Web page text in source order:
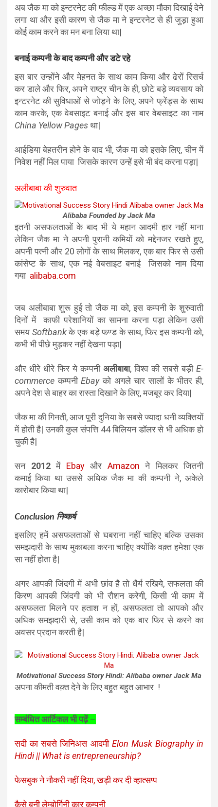
अब जैक मा को इन्टरनेट की फील्ड में एक अच्छा मौका दिखाई देने
लगा था और इसी कारण से जैक मा ने इन्टरनेट से ही जुड़ा हुआ
कोई काम करने का मन बना लिया था|
बनाई कम्पनी के बाद कम्पनी और डटे रहे
इस बार उन्होंने और मेहनत के साथ काम किया और ढेरों रिसर्च
कर डाले और फिर, अपने राष्ट्र चीन के ही, छोटे बड़े व्यवसाय को
इन्टरनेट की सुविधाओं से जोड़ने के लिए, अपने फ्रेंड्स के साथ
काम करके, एक वेबसाइट बनाई और इस बार वेबसाइट का नाम
China Yellow Pages था|
आईडिया बेहतरीन होने के बाद भी, जैक मा को इसके लिए, चीन में
निवेश नहीं मिल पाया जिसके कारण उन्हें इसे भी बंद करना पड़ा|
अलीबाबा की शुरुवात
Alibaba Founded by Jack Ma
इतनी असफलताओं के बाद भी ये महान आदमी हार नहीं माना
लेकिन जैक मा ने अपनी पुरानी कमियों को मद्देनजर रखते हुए,
अपनी पत्नी और 20 लोगों के साथ मिलकर, एक बार फिर से उसी
कांसेप्ट के साथ, एक नई वेबसाइट बनाई जिसको नाम दिया
गया alibaba.com
जब अलीबाबा शुरू हुई तो जैक मा को, इस कम्पनी के शुरुवाती
दिनों में काफी परेशानियों का सामना करना पड़ा लेकिन उसी
समयSoftbankके एक बड़े फण्ड के साथ, फिर इस कम्पनी को,
कभी भी पीछे मुड़कर नहीं देखना पड़ा|
और धीरे धीरे फिर ये कम्पनी अलीबाबा, विश्व की सबसे बड़ी E-
commerceकम्पनीEbayको अगले चार सालों के भीतर ही,
अपने देश से बाहर का रास्ता दिखाने के लिए, मजबूर कर दिया|
जैक मा की गिनती, आज पूरी दुनिया के सबसे ज्यादा धनी व्यक्तियों
में होती है| उनकी कुल संपत्ति 44 बिलियन डॉलर से भी अधिक हो
चुकी है|
सन 2012में Ebay और Amazonने मिलकर जितनी
कमाई किया था उससे अधिक जैक मा की कम्पनी ने, अकेले
कारोबार किया था|
Conclusion निष्कर्ष
इसलिए हमें असफलताओं से घबराना नहीं चाहिए बल्कि उसका
समझदारी के साथ मुकाबला करना चाहिए क्योंकि वक़्त हमेशा एक
सा नहीं होता है|
अगर आपकी जिंदगी में अभी छांव है तो धैर्य रखिये, सफलता की
किरण आपकी जिंदगी को भी रौशन करेगी, किसी भी काम में
असफलता मिलने पर हताश न हों, असफलता तो आपको और
अधिक समझदारी से, उसी काम को एक बार फिर से करने का
अवसर प्रदान करती है|
Motivational Success Story Hindi: Alibaba owner Jack Ma
अपना कीमती वक़्त देने के लिए बहुत बहुत आभार !
सम्बंधित आर्टिकल भी पढ़ें–
सदी का सबसे जिनिअस आदमी Elon Musk Biography in
Hindi || What is entrepreneurship?
फेसबुक ने नौकरी नहीं दिया, खड़ी कर दी व्हात्सप्प
कैसे बनी लेम्बोर्गिनी कार कम्पनी